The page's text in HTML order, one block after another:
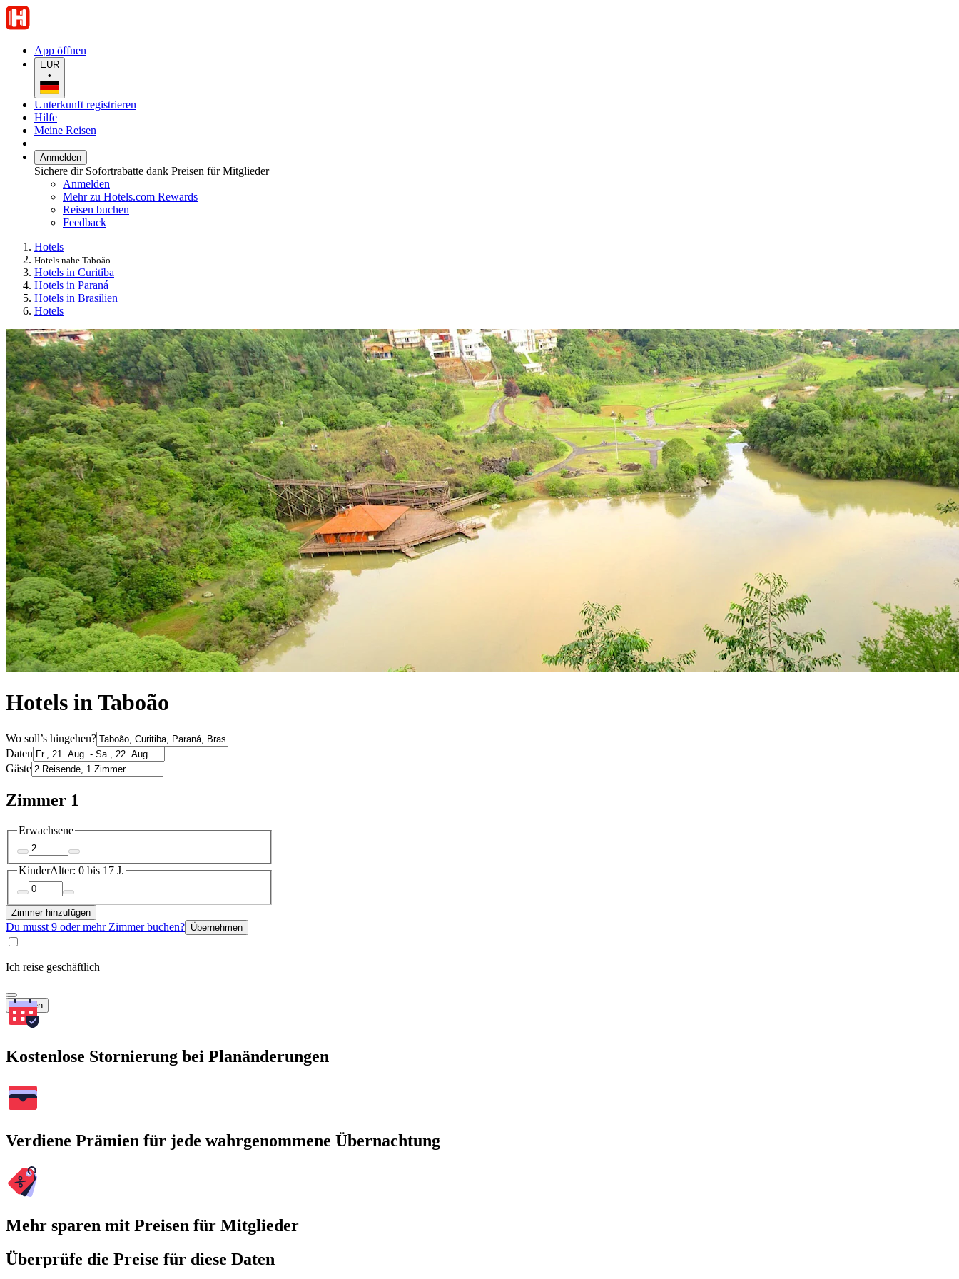
App öffnen
EUR
•
Unterkunft registrieren
Hilfe
Meine Reisen
Anmelden
Sichere dir Sofortrabatte dank Preisen für Mitglieder
Anmelden
Mehr zu Hotels.com Rewards
Reisen buchen
Feedback
Hotels
Hotels nahe Taboão
Hotels in Curitiba
Hotels in Paraná
Hotels in Brasilien
Hotels
Hotels in Taboão
Wo soll’s hingehen?
Daten
Gäste
Zimmer 1
Erwachsene
KinderAlter: 0 bis 17 J.
Zimmer hinzufügen
Du musst 9 oder mehr Zimmer buchen? Übernehmen
Ich reise geschäftlich
Suchen
Kostenlose Stornierung bei Planänderungen
Verdiene Prämien für jede wahrgenommene Übernachtung
Mehr sparen mit Preisen für Mitglieder
Überprüfe die Preise für diese Daten